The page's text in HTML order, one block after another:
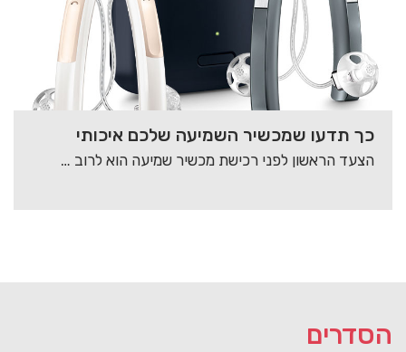
כך תדעו שמכשיר השמיעה שלכם איכותי
הצעד הראשון לפני רכישת מכשיר שמיעה הוא לרוב הקשה ביותר, רבים מהאנשים הזקוקים למכשיר שמיעה…
הסדרים